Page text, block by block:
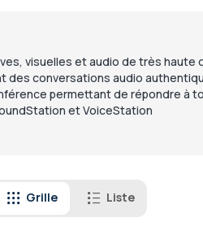
visuelles et audio de très
conversations audio
permettant de répondre à
et VoiceStation
Grille Liste